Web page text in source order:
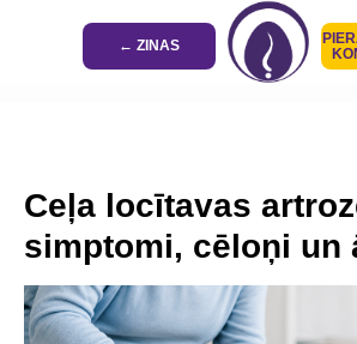
← ZINAS
Ceļa locītavas
simptomi, cēloņi un